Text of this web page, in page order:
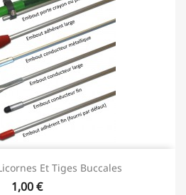
Et Tiges Buccales
1,00 €